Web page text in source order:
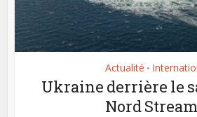
Actualité •
Ukraine derrière le
Nord